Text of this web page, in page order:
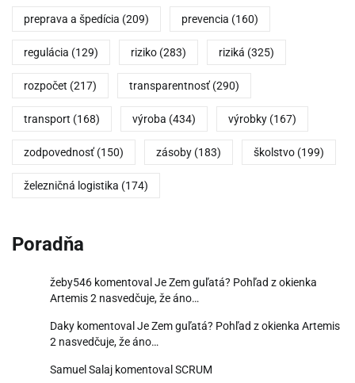
preprava a špedícia (209) prevencia (160)
regulácia (129) riziko (283) riziká (325)
rozpočet (217) transparentnosť (290)
transport (168) výroba (434) výrobky (167)
zodpovednosť (150) zásoby (183) školstvo (199)
železničná logistika (174)
Poradňa
žeby546 komentoval Je Zem guľatá? Pohľad z okienka
Artemis 2 nasvedčuje, že áno…
Daky komentoval Je Zem guľatá? Pohľad z okienka Artemis
2 nasvedčuje, že áno…
Samuel Salaj komentoval SCRUM